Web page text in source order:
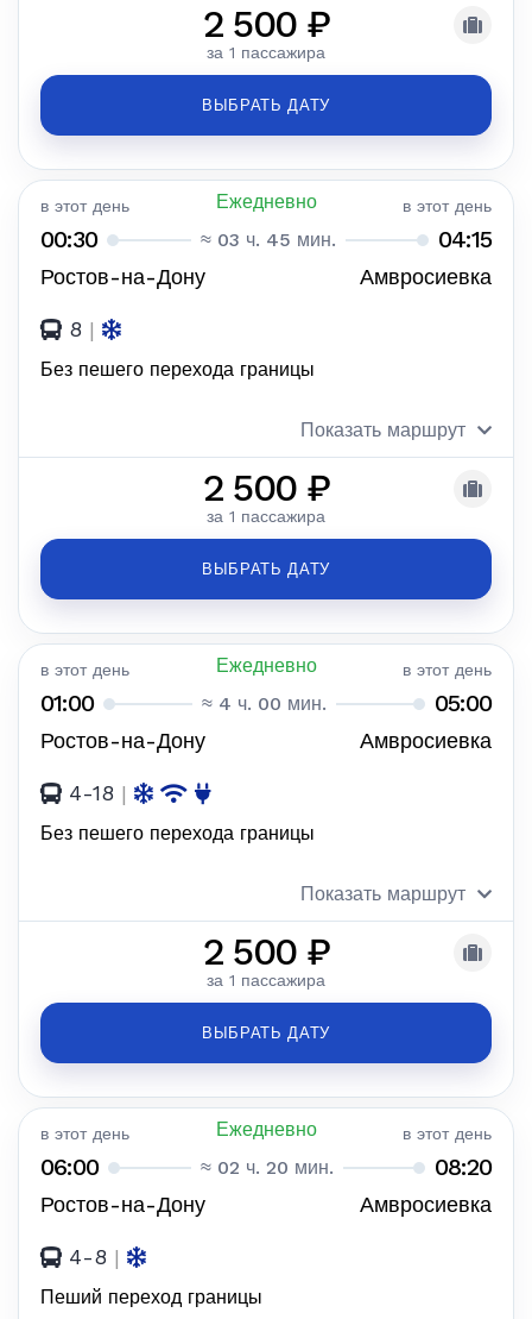
2 500 ₽
за 1 пассажира
ВЫБРАТЬ ДАТУ
в этот день Ежедневно в этот день
00:30 ≈ 03 ч. 45 мин. 04:15
Ростов-на-Дону Амвросиевка
8 |
Без пешего перехода границы
Показать маршрут
2 500 ₽
за 1 пассажира
ВЫБРАТЬ ДАТУ
в этот день Ежедневно в этот день
01:00 ≈ 4 ч. 00 мин. 05:00
Ростов-на-Дону Амвросиевка
4-18 |
Без пешего перехода границы
Показать маршрут
2 500 ₽
за 1 пассажира
ВЫБРАТЬ ДАТУ
в этот день Ежедневно в этот день
06:00 ≈ 02 ч. 20 мин. 08:20
Ростов-на-Дону Амвросиевка
4-8 |
Пеший переход границы